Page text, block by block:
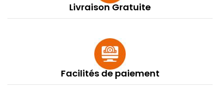
Livraison Gratuite
Facilités de paiement